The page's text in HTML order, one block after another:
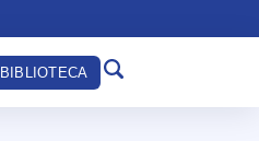
BIBLIOTECA